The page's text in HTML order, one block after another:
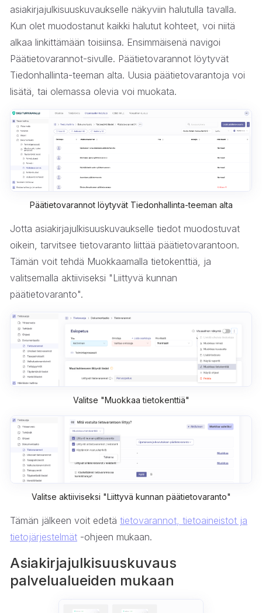
asiakirjajulkisuuskuvaukselle näkyviin halutulla tavalla.
Kun olet muodostanut kaikki halutut kohteet, voi niitä
alkaa linkittämään toisiinsa. Ensimmäisenä navigoi
Päätietovarannot-sivulle. Päätietovarannot löytyvät
Tiedonhallinta-teeman alta. Uusia päätietovarantoja voi
lisätä, tai olemassa olevia voi muokata.
Päätietovarannot löytyvät Tiedonhallinta-teeman alta
Jotta asiakirjajulkisuuskuvaukselle tiedot muodostuvat
oikein, tarvitsee tietovaranto liittää päätietovarantoon.
Tämän voit tehdä Muokkaamalla tietokenttiä, ja
valitsemalla aktiiviseksi "Liittyvä kunnan
päätietovaranto".
Valitse "Muokkaa tietokenttiä"
Valitse aktiiviseksi "Liittyvä kunnan päätietovaranto"
Tämän jälkeen voit edetä tietovarannot, tietoaineistot ja
tietojärjestelmät -ohjeen mukaan.
Asiakirjajulkisuuskuvaus
palvelualueiden mukaan